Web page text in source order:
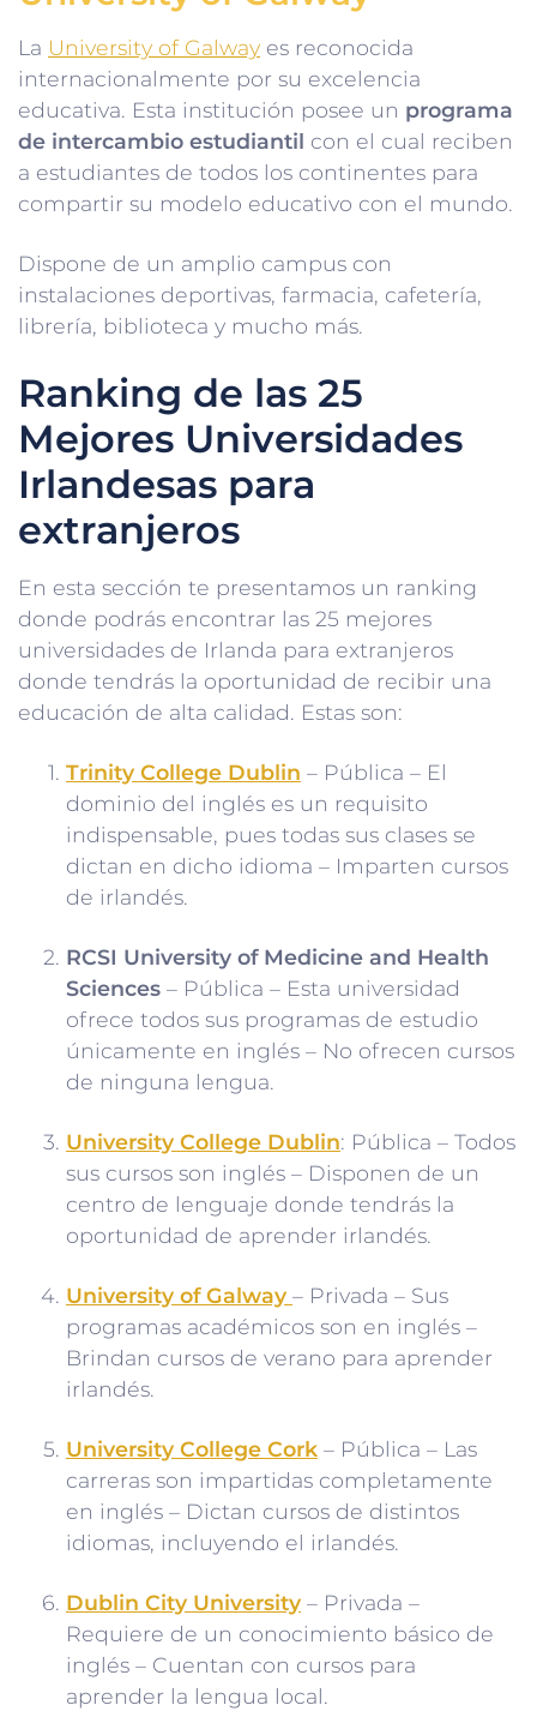
La University of Galway es reconocida
internacionalmente por su excelencia
educativa. Esta institución posee un programa
de intercambio estudiantil con el cual reciben
a estudiantes de todos los continentes para
compartir su modelo educativo con el mundo.
Dispone de un amplio campus con
instalaciones deportivas, farmacia, cafetería,
librería, biblioteca y mucho más.
Ranking de las 25
Mejores Universidades
Irlandesas para
extranjeros
En esta sección te presentamos un ranking
donde podrás encontrar las 25 mejores
universidades de Irlanda para extranjeros
donde tendrás la oportunidad de recibir una
educación de alta calidad. Estas son:
Trinity College Dublin – Pública – El
dominio del inglés es un requisito
indispensable, pues todas sus clases se
dictan en dicho idioma – Imparten cursos
de irlandés.
RCSI University of Medicine and Health
Sciences – Pública – Esta universidad
ofrece todos sus programas de estudio
únicamente en inglés – No ofrecen cursos
de ninguna lengua.
University College Dublin: Pública – Todos
sus cursos son inglés – Disponen de un
centro de lenguaje donde tendrás la
oportunidad de aprender irlandés.
University of Galway – Privada – Sus
programas académicos son en inglés –
Brindan cursos de verano para aprender
irlandés.
University College Cork – Pública – Las
carreras son impartidas completamente
en inglés – Dictan cursos de distintos
idiomas, incluyendo el irlandés.
Dublin City University – Privada –
Requiere de un conocimiento básico de
inglés – Cuentan con cursos para
aprender la lengua local.